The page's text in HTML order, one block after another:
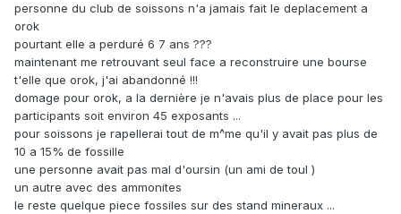
personne du club de soissons n'a jamais fait le deplacement a
orok
pourtant elle a perduré 6 7 ans ???
maintenant me retrouvant seul face a reconstruire une bourse
t'elle que orok, j'ai abandonné !!!
domage pour orok, a la dernière je n'avais plus de place pour les
participants soit environ 45 exposants ...
pour soissons je rapellerai tout de m^me qu'il y avait pas plus de
10 a 15% de fossille
une personne avait pas mal d'oursin (un ami de toul )
un autre avec des ammonites
le reste quelque piece fossiles sur des stand mineraux ...